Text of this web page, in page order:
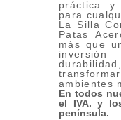
práctica y
para
La Silla
Patas
más que
ambientes
En todos
el IVA. y
península.